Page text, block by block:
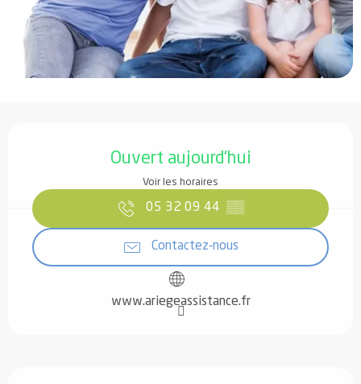
Ouvert aujourd'hui
Voir les horaires
05 32 09 44 ▒▒
Contactez-nous
www.ariegeassistance.fr